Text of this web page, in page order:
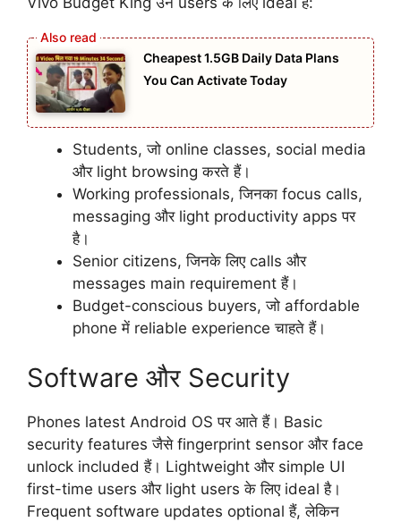
Cheapest 1.5GB Daily Data Plans
You Can Activate Today
Students, जो online classes, social media
और light browsing करते हैं।
Working professionals, जिनका focus calls,
messaging और light productivity apps पर
है।
Senior citizens, जिनके लिए calls और
messages main requirement हैं।
Budget-conscious buyers, जो affordable
phone में reliable experience चाहते हैं।
Software और Security
Phones latest Android OS पर आते हैं। Basic
security features जैसे fingerprint sensor और face
unlock included हैं। Lightweight और simple UI
first-time users और light users के लिए ideal है।
Frequent software updates optional हैं, लेकिन